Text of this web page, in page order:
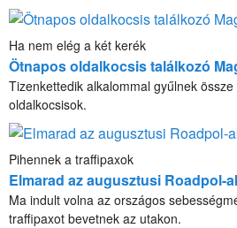
Ha nem elég a két kerék
Ötnapos oldalkocsis találkozó
Tizenkettedik alkalommal gyűlnek
oldalkocsisok.
Pihennek a traffipaxok
Elmarad az augusztusi Roadpol-
Ma indult volna az országos
traffipaxot bevetnek az utakon.